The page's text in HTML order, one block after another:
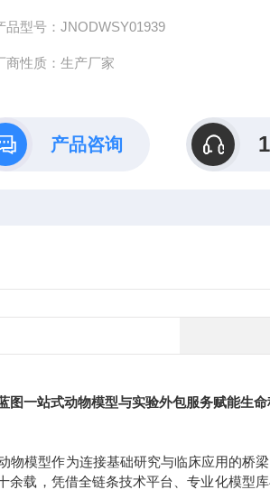
品型号：JNODWSY01939
商性质：生产厂家
产品咨询
一站式动物模型与实验外包服务赋能生命
物模型作为连接基础研究与临床应用的桥
余载，凭借全链条技术平台、专业化模型